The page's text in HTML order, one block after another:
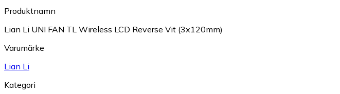
Produktnamn
Lian Li UNI FAN TL Wireless LCD Reverse Vit (3x120mm)
Varumärke
Lian Li
Kategori